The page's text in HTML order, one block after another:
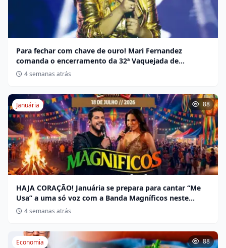
Para fechar com chave de ouro! Mari Fernandez
comanda o encerramento da 32ª Vaquejada de
Miravânia hoje
4 semanas atrás
Januária 88
HAJA CORAÇÃO! Januária se prepara para cantar “Me
Usa” a uma só voz com a Banda Magníficos neste
sábado
4 semanas atrás
Economia 88